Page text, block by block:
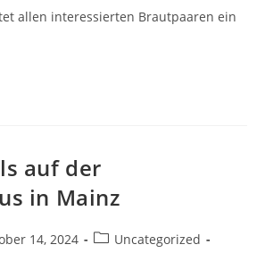
allen interessierten Brautpaaren ein
auf der
in Mainz
14, 2024
Uncategorized